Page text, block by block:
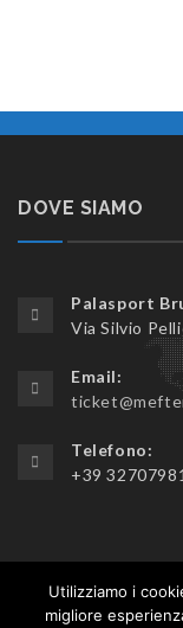
DOVE SIAMO
Palasport
Via Silvio
Email:
Telefono:
+39
Utilizziamo i
migliore